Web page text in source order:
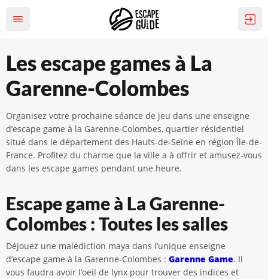
Les escape games à La
Garenne-Colombes
Organisez votre prochaine séance de jeu dans une enseigne
d’escape game à la Garenne-Colombes, quartier résidentiel
situé dans le département des Hauts-de-Seine en région Île-de-
France. Profitez du charme que la ville a à offrir et amusez-vous
dans les escape games pendant une heure.
Escape game à La Garenne-
Colombes : Toutes les salles
Déjouez une malédiction maya dans l’unique enseigne
d’escape game à la Garenne-Colombes : Garenne Game. Il
vous faudra avoir l’oeil de lynx pour trouver des indices et